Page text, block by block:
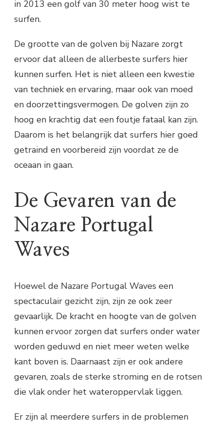
in 2013 een golf van 30 meter hoog wist te
surfen.
De grootte van de golven bij Nazare zorgt
ervoor dat alleen de allerbeste surfers hier
kunnen surfen. Het is niet alleen een kwestie
van techniek en ervaring, maar ook van moed
en doorzettingsvermogen. De golven zijn zo
hoog en krachtig dat een foutje fataal kan zijn.
Daarom is het belangrijk dat surfers hier goed
getraind en voorbereid zijn voordat ze de
oceaan in gaan.
De Gevaren van de
Nazare Portugal
Waves
Hoewel de Nazare Portugal Waves een
spectaculair gezicht zijn, zijn ze ook zeer
gevaarlijk. De kracht en hoogte van de golven
kunnen ervoor zorgen dat surfers onder water
worden geduwd en niet meer weten welke
kant boven is. Daarnaast zijn er ook andere
gevaren, zoals de sterke stroming en de rotsen
die vlak onder het wateroppervlak liggen.
Er zijn al meerdere surfers in de problemen